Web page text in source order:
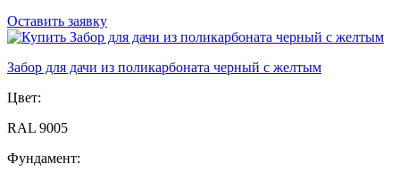
Оставить заявку
Забор для дачи из поликарбоната черный с желтым
Цвет:
RAL 9005
Фундамент: